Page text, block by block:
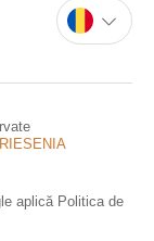
RIESENIA
aplică Politica de